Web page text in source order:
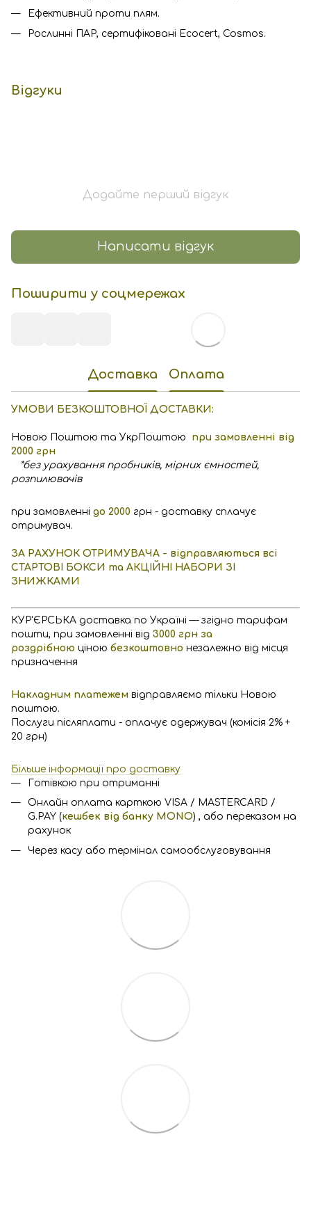
Ефективний проти плям.
Рослинні ПАР, сертифіковані Ecocert, Cosmos.
Відгуки
Додайте перший відгук
Написати відгук
Поширити у соцмережах
Доставка Оплата
УМОВИ БЕЗКОШТОВНОЇ ДОСТАВКИ:
Новою Поштою та УкрПоштою при замовленні від
2000 грн
*без урахування пробників, мірних ємностей,
розпилювачів
при замовленні до 2000 грн - доставку сплачує
отримувач.
ЗА РАХУНОК ОТРИМУВАЧА - відправляються всі
СТАРТОВІ БОКСИ та АКЦІЙНІ НАБОРИ ЗІ
ЗНИЖКАМИ
КУР'ЄРСЬКА доставка по Україні — згідно тарифам
пошти, при замовленні від 3000 грн за
роздрібною ціною безкоштовно незалежно від місця
призначення
Накладним платежем відправляємо тільки Новою
поштою.
Послуги післяплати - оплачує одержувач (комісія 2% +
20 грн)
Більше інформації про доставку
Готівкою при отриманні
Онлайн оплата карткою VISA / MASTERCARD /
G.PAY (кешбек від банку MONO) , або переказом на
рахунок
Через касу або термінал самообслуговування